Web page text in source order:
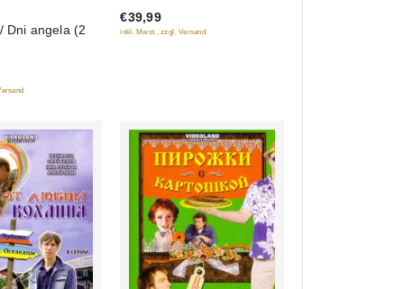
Dni angela (2
€39,99
inkl. Mwst., zzgl. Versand